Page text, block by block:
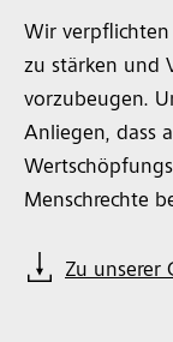
Wir verpflichten
zu stärken und
vorzubeugen.
Anliegen, dass
Menschrechte
Zu unserer